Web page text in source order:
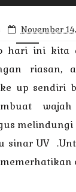
November
hari ini kita
riasan,
up sendiri
sinar UV